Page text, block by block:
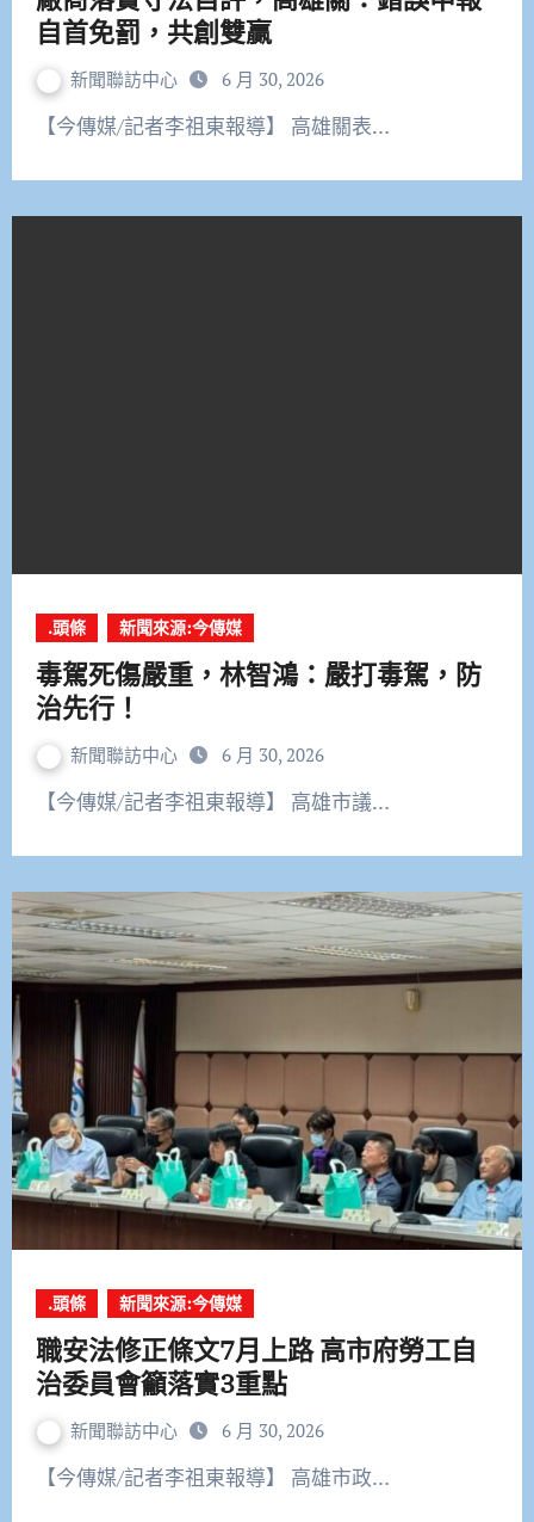
自首免罰，共創雙贏
新聞聯訪中心 6 月 30, 2026
【今傳媒/記者李祖東報導】 高雄關表…
.頭條 新聞來源:今傳媒
毒駕死傷嚴重，林智鴻：嚴打毒駕，防
治先行！
新聞聯訪中心 6 月 30, 2026
【今傳媒/記者李祖東報導】 高雄市議…
.頭條 新聞來源:今傳媒
職安法修正條文7月上路 高市府勞工自
治委員會籲落實3重點
新聞聯訪中心 6 月 30, 2026
【今傳媒/記者李祖東報導】 高雄市政…